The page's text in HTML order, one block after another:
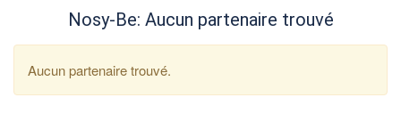
Nosy-Be: Aucun partenaire trouvé
Aucun partenaire trouvé.